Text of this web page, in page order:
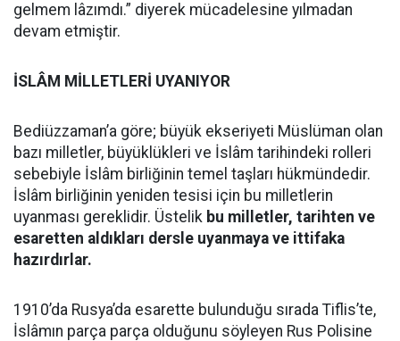
gelmem lâzımdı.” diyerek mücadelesine yılmadan
devam etmiştir.
İSLÂM MİLLETLERİ UYANIYOR
Bediüzzaman’a göre; büyük ekseriyeti Müslüman olan
bazı milletler, büyüklükleri ve İslâm tarihindeki rolleri
sebebiyle İslâm birliğinin temel taşları hükmündedir.
İslâm birliğinin yeniden tesisi için bu milletlerin
uyanması gereklidir. Üstelik bu milletler, tarihten ve
esaretten aldıkları dersle uyanmaya ve ittifaka
hazırdırlar.
1910’da Rusya’da esarette bulunduğu sırada Tiflis’te,
İslâmın parça parça olduğunu söyleyen Rus Polisine